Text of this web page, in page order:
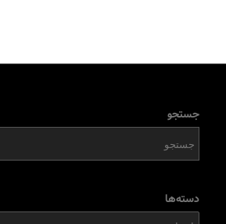
جستجو
دسته‌ها